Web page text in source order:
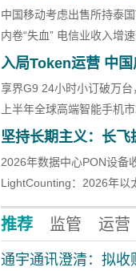
中国移动考虑出售所持泰
内卷“失血” 电信业收入增
入局Token运营 中国
享界G9 24小时小订破万
上半年全球高端智能手机
坚持长期主义：长
2026年数据中心PON设备
例
LightCounting：2026年以
推荐 监管 运营
通宇通讯澄清：拟收